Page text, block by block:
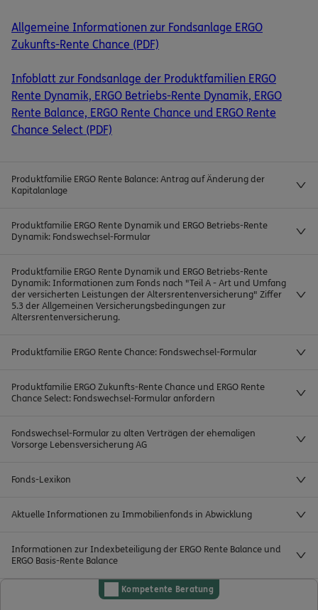
Allgemeine Informationen zur Fondsanlage ERGO
Zukunfts-Rente Chance (PDF)
Infoblatt zur Fondsanlage der Produktfamilien ERGO
Rente Dynamik, ERGO Betriebs-Rente Dynamik, ERGO
Rente Balance, ERGO Rente Chance und ERGO Rente
Chance Select (PDF)
Produktfamilie ERGO Rente Balance: Antrag auf Änderung der
Kapitalanlage
Produktfamilie ERGO Rente Dynamik und ERGO Betriebs-Rente
Dynamik: Fondswechsel-Formular
Produktfamilie ERGO Rente Dynamik und ERGO Betriebs-Rente
Dynamik: Informationen zum Fonds nach "Teil A - Art und Umfang
der versicherten Leistungen der Altersrentenversicherung" Ziffer
5.3 der Allgemeinen Versicherungsbedingungen zur
Altersrentenversicherung.
Produktfamilie ERGO Rente Chance: Fondswechsel-Formular
Produktfamilie ERGO Zukunfts-Rente Chance und ERGO Rente
Chance Select: Fondswechsel-Formular anfordern
Fondswechsel-Formular zu alten Verträgen der ehemaligen
Vorsorge Lebensversicherung AG
Fonds-Lexikon
Aktuelle Informationen zu Immobilienfonds in Abwicklung
Informationen zur Indexbeteiligung der ERGO Rente Balance und
ERGO Basis-Rente Balance
Kompetente Beratung